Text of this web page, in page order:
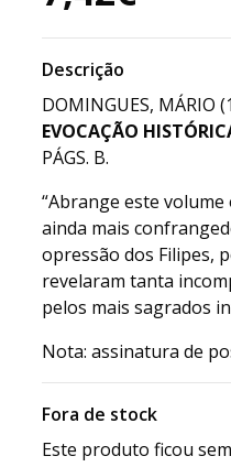
Descrição
DOMINGUES, MÁRIO
EVOCAÇÃO
PÁGS. B.
“Abrange este
ainda mais
opressão dos Filipes,
revelaram tanta
pelos mais sagrados
Nota: assinatura de
Fora de stock
Este produto ficou